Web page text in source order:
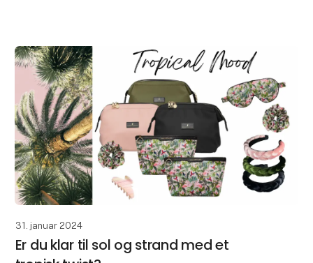
31. januar 2024
Er du klar til sol og strand med et